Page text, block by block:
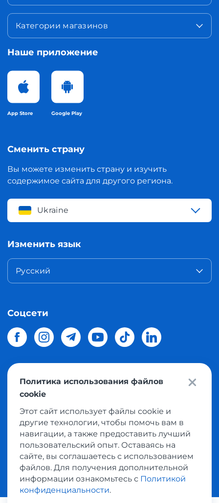
Категории магазинов
Наше приложение
App Store Google Play
Сменить страну
Вы можете изменить страну и изучить
содержимое сайта для другого региона.
Ukraine
Изменить язык
Русский
Соцсети
© 2026 Meest Shoppingдоставка покупок с интернет
магазинов мира в Украину.
Политика конфиденциальности
Публичная оферта
Условия пользования сервисом выкупа товаров
Политика использования файлов
cookie
Этот сайт использует файлы cookie и
другие технологии, чтобы помочь вам в
навигации, а также предоставить лучший
пользовательский опыт. Оставаясь на
сайте, вы соглашаетесь с использованием
файлов. Для получения дополнительной
информации ознакомьтесь с Политикой
конфиденциальности.